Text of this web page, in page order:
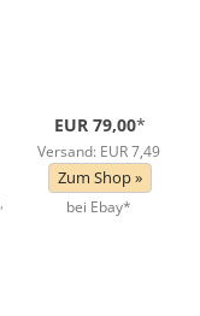
EUR 79,00*
Versand: EUR 7,49
Zum Shop »
bei Ebay*